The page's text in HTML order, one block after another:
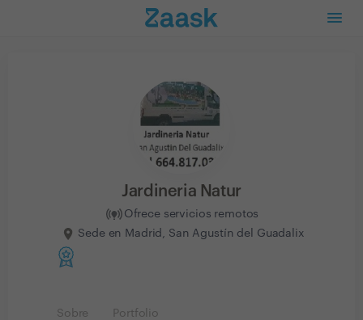
Jardineria Natur
Ofrece servicios remotos
Sede en Madrid, San Agustín del Guadalix
Sobre Portfolio